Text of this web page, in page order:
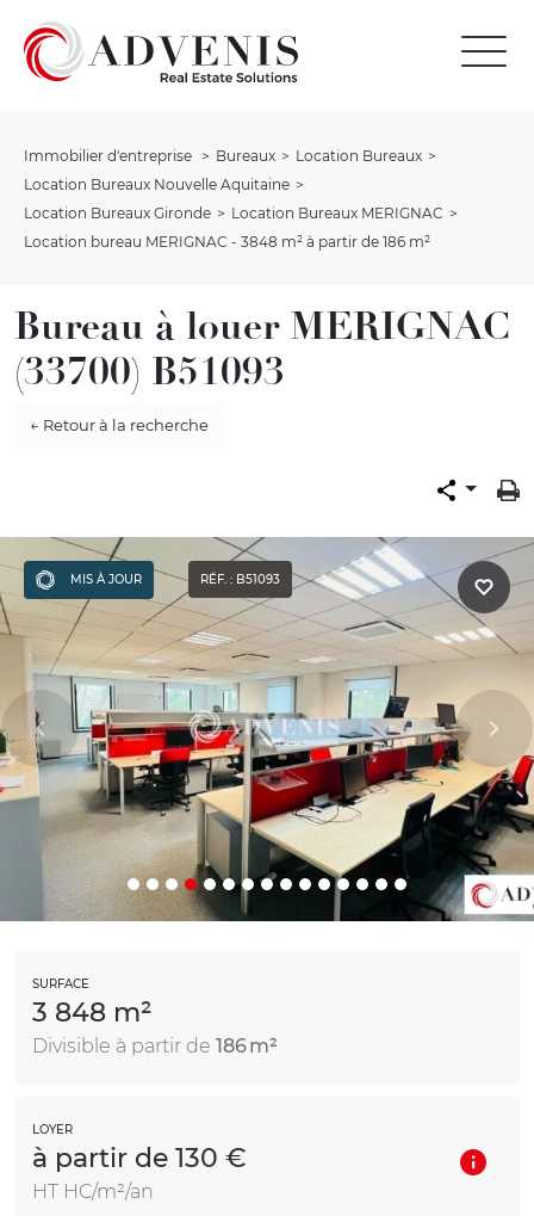
Immobilier d'entreprise Bureaux
Location Bureaux
Location Bureaux Nouvelle Aquitaine
Location Bureaux Gironde
Location Bureaux MERIGNAC
Location bureau MERIGNAC - 3848 m² à partir de 186 m²
Bureau à louer MERIGNAC
(33700) B51093
← Retour à la recherche
MIS À JOUR RÉF. : B51093
SURFACE
3 848 m²
Divisible à partir de 186 m²
LOYER
à partir de 130 €
HT HC/m²/an